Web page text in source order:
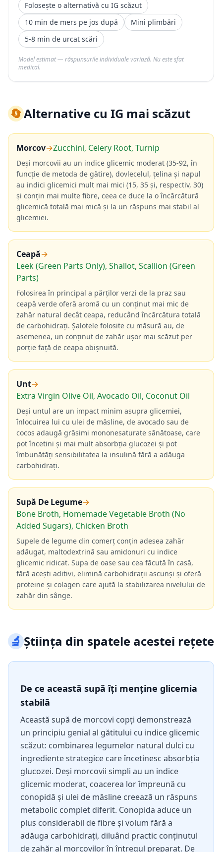
Folosește o alternativă cu IG scăzut
10 min de mers pe jos după
Mini plimbări
5-8 min de urcat scări
Model estimat — răspunsurile individuale variază. Nu este sfat
medical.
🔄Alternative cu IG mai scăzut
Morcov→Zucchini, Celery Root, Turnip
Deși morcovii au un indice glicemic moderat (35-92, în
funcție de metoda de gătire), dovlecelul, țelina și napul
au indici glicemici mult mai mici (15, 35 și, respectiv, 30)
și conțin mai multe fibre, ceea ce duce la o încărcătură
glicemică totală mai mică și la un răspuns mai stabil al
glicemiei.
Ceapă→
Leek (Green Parts Only), Shallot, Scallion (Green
Parts)
Folosirea în principal a părților verzi de la praz sau
ceapă verde oferă aromă cu un conținut mai mic de
zahăr natural decât ceapa, reducând încărcătura totală
de carbohidrați. Șalotele folosite cu măsură au, de
asemenea, un conținut de zahăr ușor mai scăzut per
porție față de ceapa obișnuită.
Unt→
Extra Virgin Olive Oil, Avocado Oil, Coconut Oil
Deși untul are un impact minim asupra glicemiei,
înlocuirea lui cu ulei de măsline, de avocado sau de
cocos adaugă grăsimi mononesaturate sănătoase, care
pot încetini și mai mult absorbția glucozei și pot
îmbunătăți sensibilitatea la insulină fără a adăuga
carbohidrați.
Supă De Legume→
Bone Broth, Homemade Vegetable Broth (No
Added Sugars), Chicken Broth
Supele de legume din comerț conțin adesea zahăr
adăugat, maltodextrină sau amidonuri cu indice
glicemic ridicat. Supa de oase sau cea făcută în casă,
fără acești aditivi, elimină carbohidrații ascunși și oferă
proteine și colagen care ajută la stabilizarea nivelului de
zahăr din sânge.
🔬Știința din spatele acestei rețete
De ce această supă îți menține glicemia
stabilă
Această supă de morcovi copți demonstrează
un principiu genial al gătitului cu indice glicemic
scăzut: combinarea legumelor natural dulci cu
ingrediente strategice care încetinesc absorbția
glucozei. Deși morcovii simpli au un indice
glicemic moderat, coacerea lor împreună cu
conopidă și ulei de măsline creează un răspuns
metabolic complet diferit. Conopida aduce un
plus considerabil de fibre și volum fără a
adăuga carbohidrați, diluând practic conținutul
de zahăr al morcovilor în întregul preparat. De